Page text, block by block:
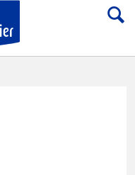
Till Norrmejerier